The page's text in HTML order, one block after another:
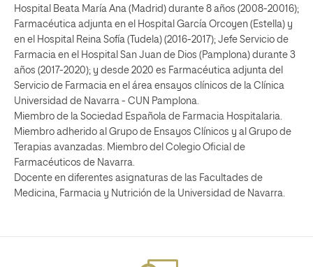
Hospital Beata María Ana (Madrid) durante 8 años (2008-20016);
Farmacéutica adjunta en el Hospital García Orcoyen (Estella) y
en el Hospital Reina Sofía (Tudela) (2016-2017); Jefe Servicio de
Farmacia en el Hospital San Juan de Dios (Pamplona) durante 3
años (2017-2020); y desde 2020 es Farmacéutica adjunta del
Servicio de Farmacia en el área ensayos clínicos de la Clínica
Universidad de Navarra - CUN Pamplona.
Miembro de la Sociedad Española de Farmacia Hospitalaria.
Miembro adherido al Grupo de Ensayos Clínicos y al Grupo de
Terapias avanzadas. Miembro del Colegio Oficial de
Farmacéuticos de Navarra.
Docente en diferentes asignaturas de las Facultades de
Medicina, Farmacia y Nutrición de la Universidad de Navarra.